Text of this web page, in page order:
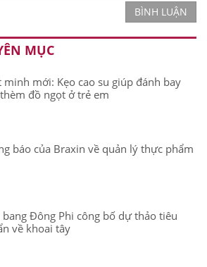
BÌNH LUẬN
MỤC
minh mới: Kẹo cao su giúp đánh bay
đồ ngọt ở trẻ em
báo của Braxin về quản lý thực phẩm
bang Đông Phi công bố dự thảo tiêu
về khoai tây